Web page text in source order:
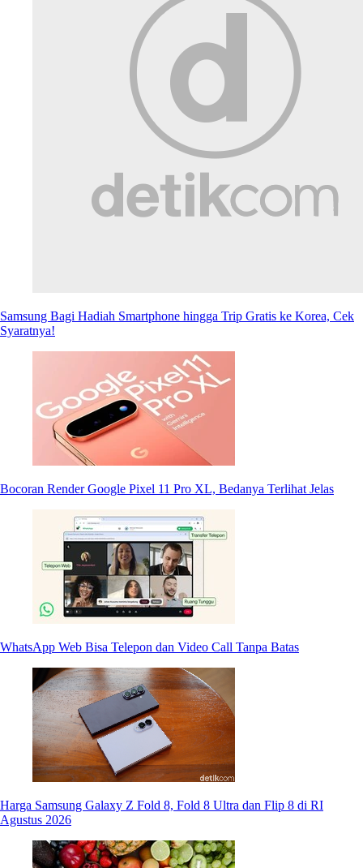
Samsung Bagi Hadiah Smartphone hingga Trip Gratis ke Korea, Cek
Syaratnya!
Bocoran Render Google Pixel 11 Pro XL, Bedanya Terlihat Jelas
WhatsApp Web Bisa Telepon dan Video Call Tanpa Batas
Harga Samsung Galaxy Z Fold 8, Fold 8 Ultra dan Flip 8 di RI
Agustus 2026